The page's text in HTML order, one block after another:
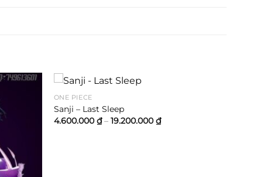
ONE PIECE
Sanji – Last Sleep
4.600.000₫ – 19.200.000₫Khoảng